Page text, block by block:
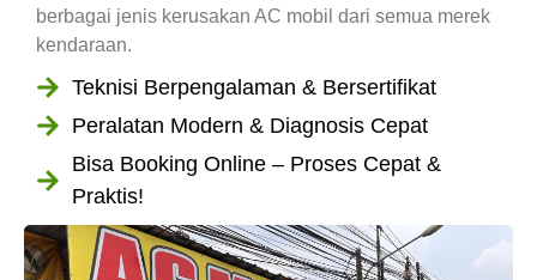
berbagai jenis kerusakan AC mobil dari semua merek
kendaraan.
Teknisi Berpengalaman & Bersertifikat
Peralatan Modern & Diagnosis Cepat
Bisa Booking Online – Proses Cepat &
Praktis!